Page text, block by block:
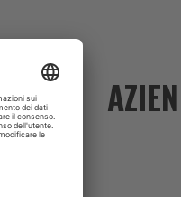
il
costi,
questo
e
lungo